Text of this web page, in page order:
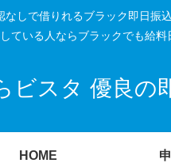
しで借りれるブラック即日
ている人ならブラックでも給
ビスタ 優良の
HOME